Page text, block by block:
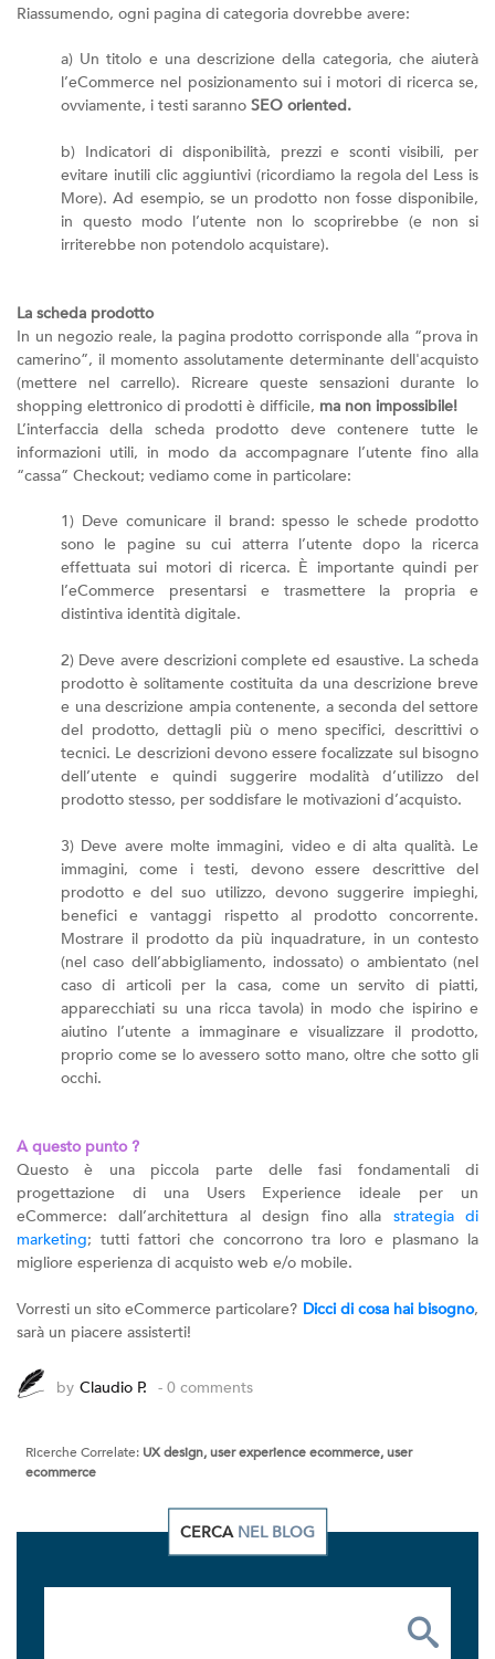
Riassumendo, ogni pagina di categoria dovrebbe avere:
a) Un titolo e una descrizione della categoria, che aiuterà
l’eCommerce nel posizionamento sui i motori di ricerca se,
ovviamente, i testi saranno SEO oriented.
b) Indicatori di disponibilità, prezzi e sconti visibili, per
evitare inutili clic aggiuntivi (ricordiamo la regola del Less is
More). Ad esempio, se un prodotto non fosse disponibile,
in questo modo l’utente non lo scoprirebbe (e non si
irriterebbe non potendolo acquistare).
La scheda prodotto
In un negozio reale, la pagina prodotto corrisponde alla “prova in
camerino”, il momento assolutamente determinante dell'acquisto
(mettere nel carrello). Ricreare queste sensazioni durante lo
shopping elettronico di prodotti è difficile, ma non impossibile!
L’interfaccia della scheda prodotto deve contenere tutte le
informazioni utili, in modo da accompagnare l’utente fino alla
“cassa” Checkout; vediamo come in particolare:
1) Deve comunicare il brand: spesso le schede prodotto
sono le pagine su cui atterra l’utente dopo la ricerca
effettuata sui motori di ricerca. È importante quindi per
l’eCommerce presentarsi e trasmettere la propria e
distintiva identità digitale.
2) Deve avere descrizioni complete ed esaustive. La scheda
prodotto è solitamente costituita da una descrizione breve
e una descrizione ampia contenente, a seconda del settore
del prodotto, dettagli più o meno specifici, descrittivi o
tecnici. Le descrizioni devono essere focalizzate sul bisogno
dell’utente e quindi suggerire modalità d’utilizzo del
prodotto stesso, per soddisfare le motivazioni d’acquisto.
3) Deve avere molte immagini, video e di alta qualità. Le
immagini, come i testi, devono essere descrittive del
prodotto e del suo utilizzo, devono suggerire impieghi,
benefici e vantaggi rispetto al prodotto concorrente.
Mostrare il prodotto da più inquadrature, in un contesto
(nel caso dell’abbigliamento, indossato) o ambientato (nel
caso di articoli per la casa, come un servito di piatti,
apparecchiati su una ricca tavola) in modo che ispirino e
aiutino l’utente a immaginare e visualizzare il prodotto,
proprio come se lo avessero sotto mano, oltre che sotto gli
occhi.
A questo punto ?
Questo è una piccola parte delle fasi fondamentali di
progettazione di una Users Experience ideale per un
eCommerce: dall’architettura al design fino alla strategia di
marketing; tutti fattori che concorrono tra loro e plasmano la
migliore esperienza di acquisto web e/o mobile.
Vorresti un sito eCommerce particolare? Dicci di cosa hai bisogno,
sarà un piacere assisterti!
by Claudio P. - 0 comments
Ricerche Correlate: UX design, user experience ecommerce, user
ecommerce
CERCA NEL BLOG